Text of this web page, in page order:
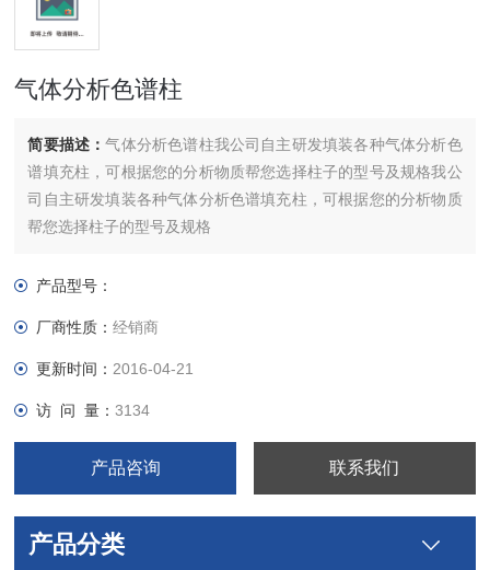
气体分析色谱柱
简要描述：气体分析色谱柱我公司自主研发填装各种气体分析色
谱填充柱，可根据您的分析物质帮您选择柱子的型号及规格我公
司自主研发填装各种气体分析色谱填充柱，可根据您的分析物质
帮您选择柱子的型号及规格
产品型号：
厂商性质：经销商
更新时间： 2016-04-21
访 问 量：3134
产品咨询 联系我们
产品分类